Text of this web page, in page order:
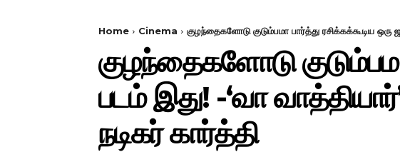
Home Cinema குழந்தைகளோடு குடும்பமா பார்த்து ரசிக்கக்கூடிய
குழந்தைகளோடு
படம் இது! -‘வா
நடிகர் கார்த்தி